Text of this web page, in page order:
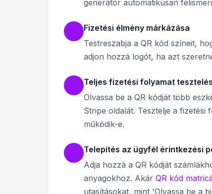
generátor automatikusan
Fizetési élmény márkázása
Testreszabja a QR kód színeit,
adjon hozzá logót, ha azt
Teljes fizetési folyamat
Olvassa be a QR kódját több
Stripe oldalát. Tesztelje a fizetési
működik-e.
Telepítés az ügyfél érintkezési
Adja hozzá a QR kódját
anyagokhoz. Akár QR kód
utasításokat, mint 'Olvassa be a